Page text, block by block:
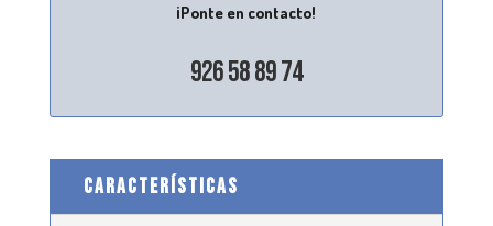
¡Ponte en contacto!
926 58 89 74
CARACTERÍSTICAS